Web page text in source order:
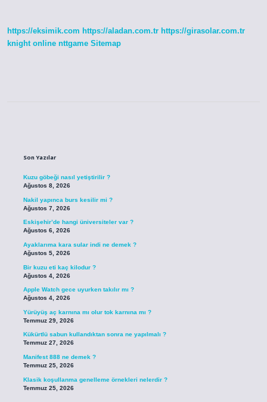
https://eksimik.com https://aladan.com.tr https://girasolar.com.tr
knight online nttgame Sitemap
Son Yazılar
Kuzu göbeği nasıl yetiştirilir ?
Ağustos 8, 2026
Nakil yapınca burs kesilir mi ?
Ağustos 7, 2026
Eskişehir’de hangi üniversiteler var ?
Ağustos 6, 2026
Ayaklarıma kara sular indi ne demek ?
Ağustos 5, 2026
Bir kuzu eti kaç kilodur ?
Ağustos 4, 2026
Apple Watch gece uyurken takılır mı ?
Ağustos 4, 2026
Yürüyüş aç karnına mı olur tok karnına mı ?
Temmuz 29, 2026
Kükürtlü sabun kullandıktan sonra ne yapılmalı ?
Temmuz 27, 2026
Manifest 888 ne demek ?
Temmuz 25, 2026
Klasik koşullanma genelleme örnekleri nelerdir ?
Temmuz 25, 2026